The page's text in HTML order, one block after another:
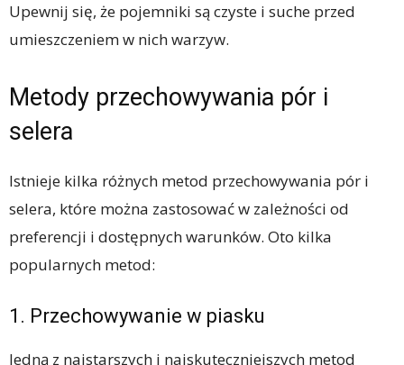
Upewnij się, że pojemniki są czyste i suche przed
umieszczeniem w nich warzyw.
Metody przechowywania pór i
selera
Istnieje kilka różnych metod przechowywania pór i
selera, które można zastosować w zależności od
preferencji i dostępnych warunków. Oto kilka
popularnych metod:
1. Przechowywanie w piasku
Jedną z najstarszych i najskuteczniejszych metod